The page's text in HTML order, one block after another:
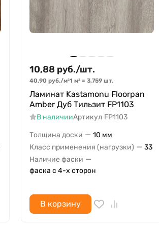
10,88 руб./шт.
40,90 руб./м²1 м² = 3,759 шт.
Ламинат Kastamonu Floorpan
Amber Дуб Тильзит FP1103
В наличииАртикул FP1103
Толщина доски — 10 мм
Класс применения (нагрузки) — 33
Наличие фаски —
фаска с 4-х сторон
В корзину